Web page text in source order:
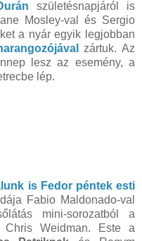
születésnapjáról is
Mosley-val és Sergio
a nyár egyik legjobban
zártuk. Az
lesz az esemény, a
lép.
is Fedor péntek esti
Fabio Maldonado-val
mini-sorozatból a
Chris Weidman. Este a